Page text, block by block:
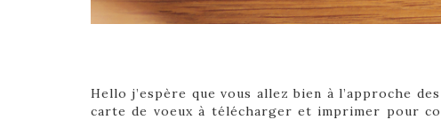
Hello j’espère que vous allez bien à l’approche
carte de voeux à télécharger et imprimer pour